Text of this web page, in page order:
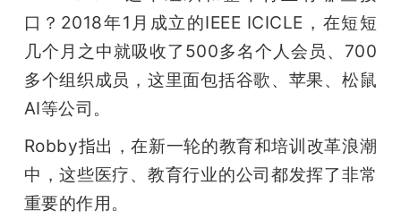
口？2018年1月成立的IEEE ICICLE，在短短
几个月之中就吸收了500多名个人会员、700
多个组织成员，这里面包括谷歌、苹果、松鼠
AI等公司。
Robby指出，在新一轮的教育和培训改革浪潮
中，这些医疗、教育行业的公司都发挥了非常
重要的作用。